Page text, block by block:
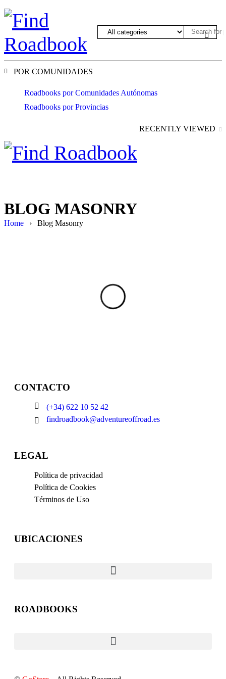
POR COMUNIDADES
Roadbooks por Comunidades Autónomas
Roadbooks por Provincias
RECENTLY VIEWED
BLOG MASONRY
Home › Blog Masonry
CONTACTO
(+34) 622 10 52 42
findroadbook@adventureoffroad.es
LEGAL
Política de privacidad
Política de Cookies
Términos de Uso
UBICACIONES
ROADBOOKS